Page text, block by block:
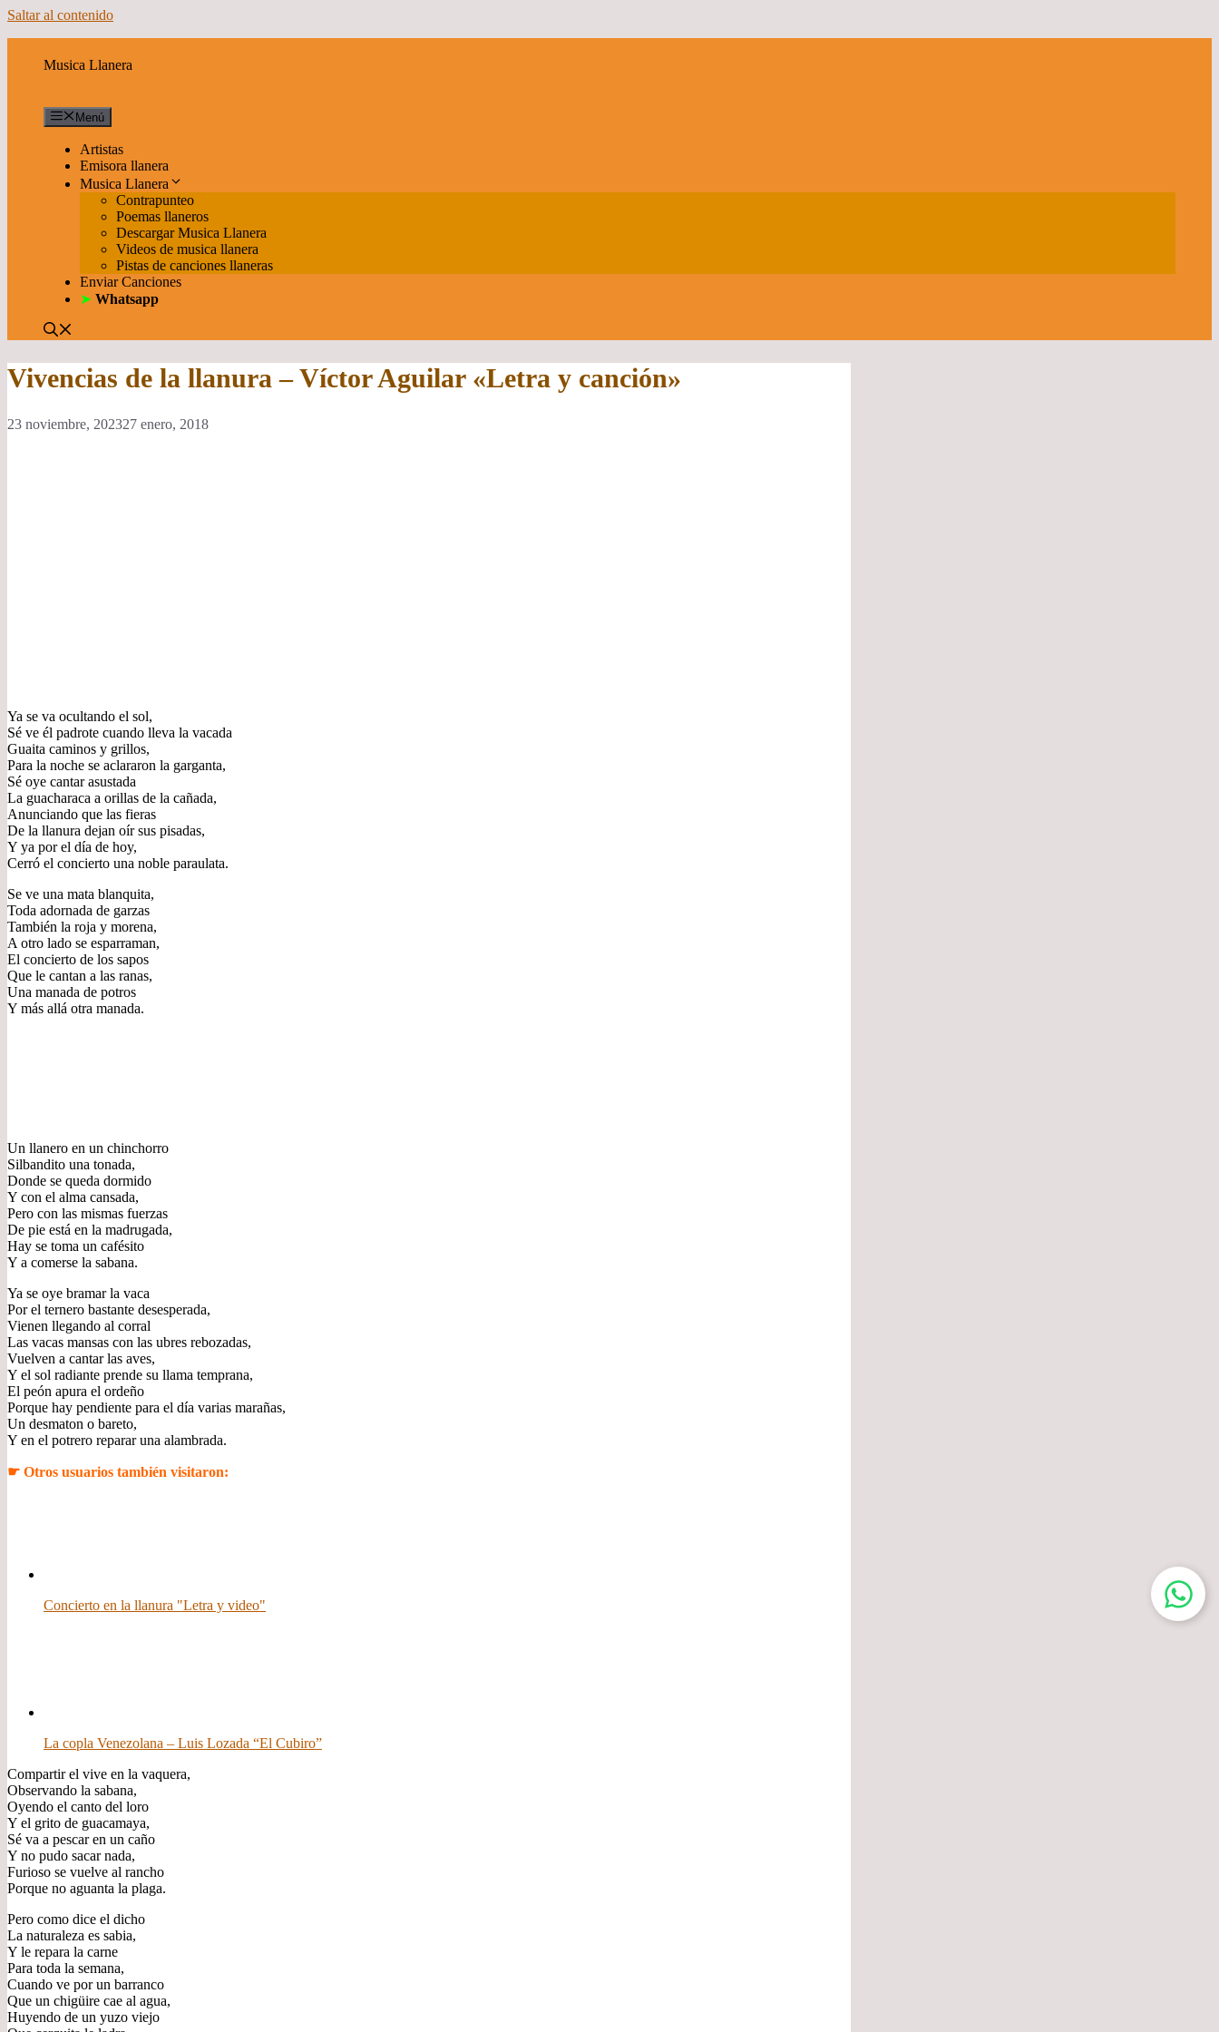
Saltar al contenido
Musica Llanera
Menú
Artistas
Emisora llanera
Musica Llanera
Contrapunteo
Poemas llaneros
Descargar Musica Llanera
Videos de musica llanera
Pistas de canciones llaneras
Enviar Canciones
➤ Whatsapp
Vivencias de la llanura – Víctor Aguilar «Letra y canción»
23 noviembre, 202327 enero, 2018
Ya se va ocultando el sol,
Sé ve él padrote cuando lleva la vacada
Guaita caminos y grillos,
Para la noche se aclararon la garganta,
Sé oye cantar asustada
La guacharaca a orillas de la cañada,
Anunciando que las fieras
De la llanura dejan oír sus pisadas,
Y ya por el día de hoy,
Cerró el concierto una noble paraulata.
Se ve una mata blanquita,
Toda adornada de garzas
También la roja y morena,
A otro lado se esparraman,
El concierto de los sapos
Que le cantan a las ranas,
Una manada de potros
Y más allá otra manada.
Un llanero en un chinchorro
Silbandito una tonada,
Donde se queda dormido
Y con el alma cansada,
Pero con las mismas fuerzas
De pie está en la madrugada,
Hay se toma un cafésito
Y a comerse la sabana.
Ya se oye bramar la vaca
Por el ternero bastante desesperada,
Vienen llegando al corral
Las vacas mansas con las ubres rebozadas,
Vuelven a cantar las aves,
Y el sol radiante prende su llama temprana,
El peón apura el ordeño
Porque hay pendiente para el día varias marañas,
Un desmaton o bareto,
Y en el potrero reparar una alambrada.
☛ Otros usuarios también visitaron:
Concierto en la llanura "Letra y video"
La copla Venezolana – Luis Lozada “El Cubiro”
Compartir el vive en la vaquera,
Observando la sabana,
Oyendo el canto del loro
Y el grito de guacamaya,
Sé va a pescar en un caño
Y no pudo sacar nada,
Furioso se vuelve al rancho
Porque no aguanta la plaga.
Pero como dice el dicho
La naturaleza es sabia,
Y le repara la carne
Para toda la semana,
Cuando ve por un barranco
Que un chigüire cae al agua,
Huyendo de un yuzo viejo